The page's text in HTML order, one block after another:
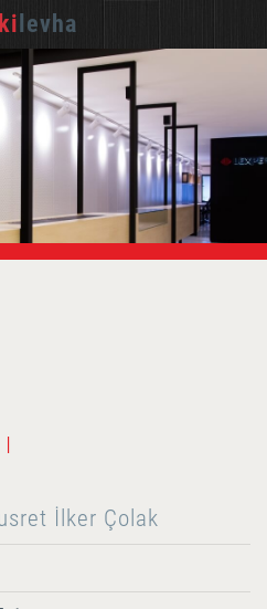
İlker Çolak
levha